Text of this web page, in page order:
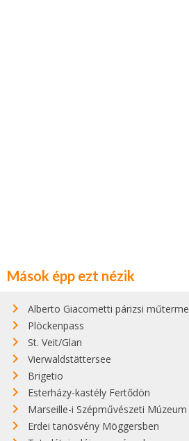
Mások épp ezt nézik
Alberto Giacometti párizsi műterme
Plöckenpass
St. Veit/Glan
Vierwaldstättersee
Brigetio
Esterházy-kastély Fertődön
Marseille-i Szépművészeti Múzeum
Erdei tanösvény Möggersben